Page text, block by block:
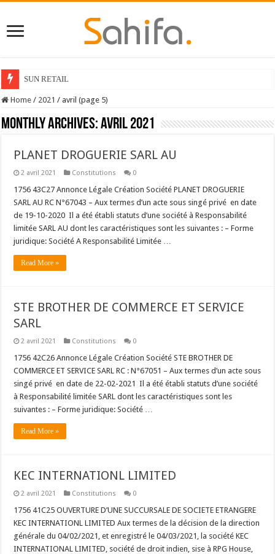
SUN RETAIL
Home / 2021 / avril (page 5)
Monthly Archives:avril 2021
PLANET DROGUERIE SARL AU
2 avril 2021 Constitutions 0
1756 43C27 Annonce Légale Création Société PLANET DROGUERIE
SARL AU RC N°67043 – Aux termes d’un acte sous singé privé en date
de 19-10-2020 Il a été établi statuts d’une société à Responsabilité
limitée SARL AU dont les caractéristiques sont les suivantes : – Forme
juridique: Société A Responsabilité Limitée …
Read More »
STE BROTHER DE COMMERCE ET SERVICE
SARL
2 avril 2021 Constitutions 0
1756 42C26 Annonce Légale Création Société STE BROTHER DE
COMMERCE ET SERVICE SARL RC : N°67051 – Aux termes d’un acte sous
singé privé en date de 22-02-2021 Il a été établi statuts d’une société
à Responsabilité limitée SARL dont les caractéristiques sont les
suivantes : – Forme juridique: Société …
Read More »
KEC INTERNATIONL LIMITED
2 avril 2021 Constitutions 0
1756 41C25 OUVERTURE D’UNE SUCCURSALE DE SOCIETE ETRANGERE
KEC INTERNATIONL LIMITED Aux termes de la décision de la direction
générale du 04/02/2021, et enregistré le 04/03/2021, la société KEC
INTERNATIONAL LIMITED, société de droit indien, sise à RPG House,